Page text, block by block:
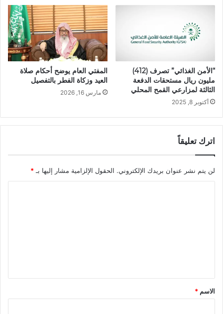
“الأمن الغذائي” تصرف (412)
مليون ريال مستحقات الدفعة
الثالثة لمزارعي القمح المحلي
أكتوبر 8, 2025
المفتي العام يوضح أحكام صلاة
العيد وزكاة الفطر بالتفصيل
مارس 16, 2026
اترك تعليقاً
لن يتم نشر عنوان بريدك الإلكتروني. الحقول الإلزامية مشار إليها بـ *
ق
*
الاسم *